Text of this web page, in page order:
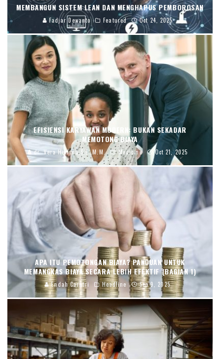
MEMBANGUN SISTEM LEAN DAN MENGHAPUS PEMBOROSAN
Fadjar Dewanto Featured Oct 24, 2025
EFISIENSI KARYAWAN MODERN: BUKAN SEKADAR
MEMOTONG BIAYA
dr. Vera Herlina,S.E.,M.M. Medicine Oct 21, 2025
APA ITU PEMOTONGAN BIAYA? PANDUAN UNTUK
MEMANGKAS BIAYA SECARA LEBIH EFEKTIF (BAGIAN 1)
Endah Caratri Headline Sep 9, 2025